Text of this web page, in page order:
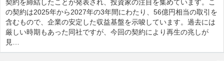
契約を締結したことが発表され、投資家の注目を集めています。こ
の契約は2025年から2027年の3年間にわたり、56億円相当の取引を
含むもので、企業の安定した収益基盤を示唆しています。過去には
厳しい時期もあった同社ですが、今回の契約により再生の兆しが
見…